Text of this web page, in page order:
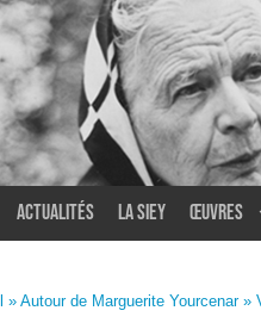
Actualités La SIEY Œuvres
» Autour de Marguerite Yourcenar»